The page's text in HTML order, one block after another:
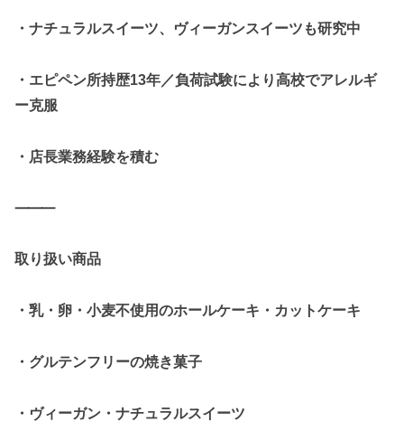
・ナチュラルスイーツ、ヴィーガンスイーツも研究中
・エピペン所持歴13年／負荷試験により高校でアレルギ
ー克服
・店長業務経験を積む
⸻
取り扱い商品
・乳・卵・小麦不使用のホールケーキ・カットケーキ
・グルテンフリーの焼き菓子
・ヴィーガン・ナチュラルスイーツ